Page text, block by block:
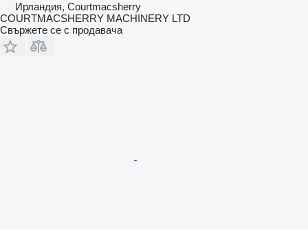
Ирландия, Courtmacsherry
COURTMACSHERRY MACHINERY LTD
Свържете се с продавача